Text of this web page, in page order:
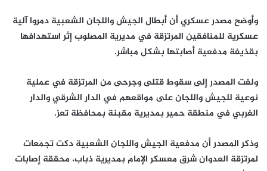
وأوضح مصدر عسكري أن أبطال الجيش واللجان الشعبية دمروا آلية
عسكرية للمنافقين المرتزقة في مديرية المصلوب إثر استهدافها
بقذيفة مدفعية أصابتها بشكل مباشر.
ولفت المصدر إلى سقوط قتلى وجرحى من المرتزقة في عملية
نوعية للجيش واللجان على مواقعهم في الدار الشرقي والدار
الغربي في منطقة حمير بمديرية مقبنة بمحافظة تعز.
وذكر المصدر أن مدفعية الجيش واللجان الشعبية دكت تجمعات
لمرتزقة العدوان شرق معسكر الإمام بمديرية ذباب، محققة إصابات